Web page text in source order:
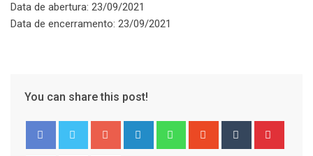
Data de abertura: 23/09/2021
Data de encerramento: 23/09/2021
You can share this post!
Google+ LinkedIn WhatsappStumbleUpon
Tumblr